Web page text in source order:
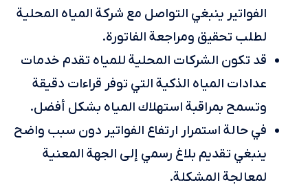
الفواتير ينبغي التواصل مع شركة المياه المحلية
لطلب تحقيق ومراجعة الفاتورة.
قد تكون الشركات المحلية للمياه تقدم خدمات
عدادات المياه الذكية التي توفر قراءات دقيقة
وتسمح بمراقبة استهلاك المياه بشكل أفضل.
في حالة استمرار ارتفاع الفواتير دون سبب واضح
ينبغي تقديم بلاغ رسمي إلى الجهة المعنية
لمعالجة المشكلة.